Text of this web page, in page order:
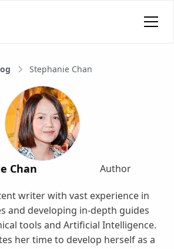
Stephanie Chan
Chan Author
writer with vast experience in
and developing in-depth guides
tools and Artificial Intelligence.
her time to develop herself as a